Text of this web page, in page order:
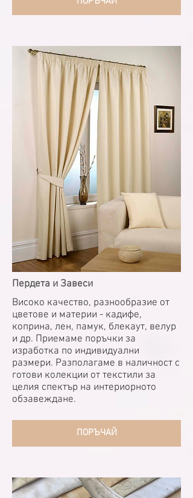
Пердета и Завеси
Високо качество, разнообразие от
цветове и материи - кадифе,
коприна, лен, памук, блекаут, велур
и др. Приемаме поръчки за
изработка по индивидуални
размери. Разполагаме в наличност с
готови колекции от текстили за
целия спектър на интериорното
обзавеждане.
ПОРЪЧАЙ